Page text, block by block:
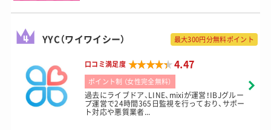
YYC（ワイワイシー） 最大300円分無料ポイント
口コミ満足度 ★★★★★
★★★★★4.47
ポイント制 （女性完全無料）
過去にライブドア、LINE、mixiが運営！IBJグルー
プ運営で24時間365日監視を行っており、サポー
ト対応や悪質業者...